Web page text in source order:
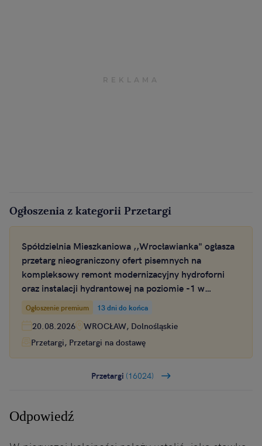
Ogłoszenia z kategorii Przetargi
Spółdzielnia Mieszkaniowa ,,Wrocławianka" ogłasza
przetarg nieograniczony ofert pisemnych na
kompleksowy remont modernizacyjny hydroforni
oraz instalacji hydrantowej na poziomie -1 w
Ogłoszenie premium 13 dni do końca
20.08.2026
WROCŁAW, Dolnośląskie
Przetargi, Przetargi na dostawę
Przetargi (16024)
Odpowiedź